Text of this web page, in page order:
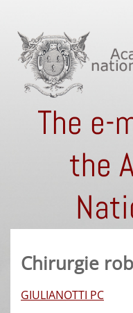
The e-
the
Chirurgie
GIULIANOTTI PC